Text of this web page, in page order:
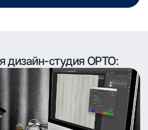
дизайн-студия ОРТО: